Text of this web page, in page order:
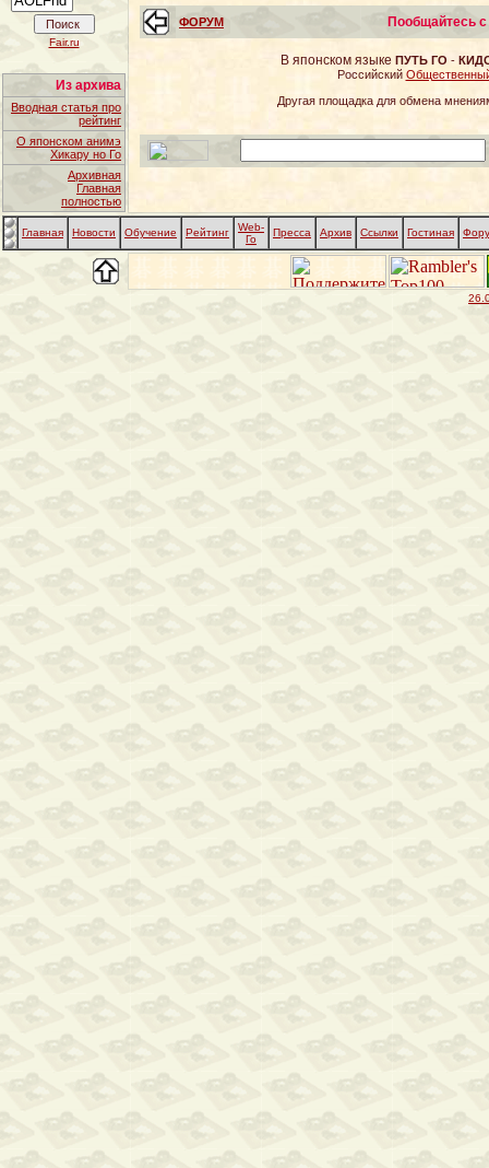
Fair.ru
ФОРУМ Пообщайтесь
В японском языке ПУТЬ ГО -
Российский
Другая площадка для обмена
Из архива
Вводная статья про
рейтинг
О японском анимэ
Хикару но Го
Архивная
Главная
полностью
Главная Новости Обучение Рейтинг
Web-
Го
Пресса Архив Ссылки Гостиная